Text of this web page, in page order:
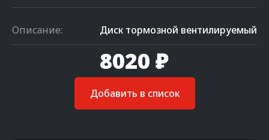
Описание: Диск тормозной вентилируемый
8020 ₽
Добавить в список